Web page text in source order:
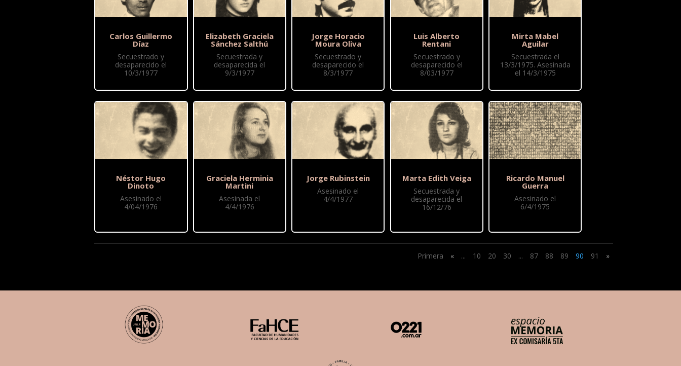
Carlos Guillermo
Díaz
Secuestrado y
desaparecido el
10/3/1977
Néstor Hugo
Dinoto
Asesinado el
4/04/1976
Elizabeth Graciela
Sánchez Salthú
Secuestrada y
desaparecida el
9/3/1977
Graciela Herminia
Martini
Asesinada el
4/4/1976
Jorge Horacio
Moura Oliva
Secuestrado y
desaparecido el
8/3/1977
Jorge Rubinstein
Asesinado el
4/4/1977
Luis Alberto
Rentani
Secuestrado y
desaparecido el
8/03/1977
Marta Edith Veiga
Secuestrada y
desaparecida el
16/12/76
Mirta Mabel
Aguilar
Secuestrada el
13/3/1975. Asesinada
el 14/3/1975
Ricardo Manuel
Guerra
Asesinado el
6/4/1975
Primera « ... 10 20 30 ... 87 88 89 90 91 »